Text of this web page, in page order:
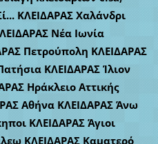
ΚΛΕΙΔΑΡΑΣ Χαλάνδρι
Νέα Ιωνία
Πετρούπολη ΚΛΕΙΔΑΡΑΣ
ΚΛΕΙΔΑΡΑΣ Ίλιον
Ηράκλειο Αττικής
Αθήνα ΚΛΕΙΔΑΡΑΣ Άνω
ΚΛΕΙΔΑΡΑΣ Άγιοι
ΚΛΕΙΔΑΡΑΣ Καματερό